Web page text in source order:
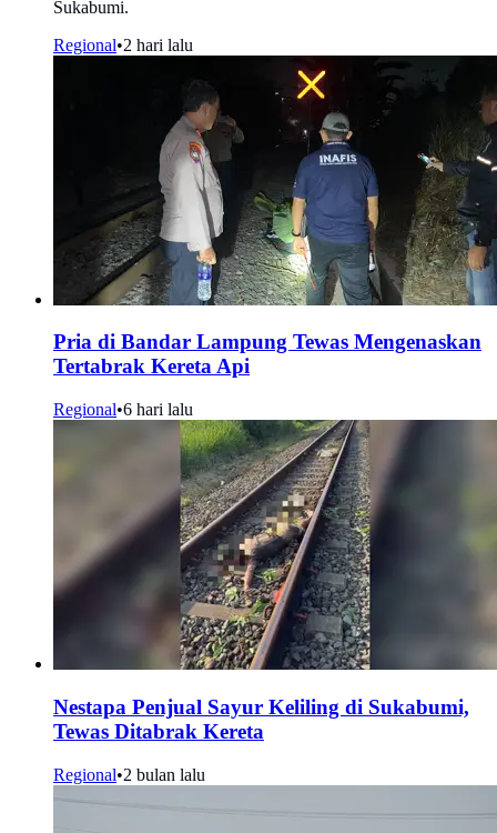
Sukabumi.
Regional•2 hari lalu
Pria di Bandar Lampung Tewas Mengenaskan
Tertabrak Kereta Api
Regional•6 hari lalu
Nestapa Penjual Sayur Keliling di Sukabumi,
Tewas Ditabrak Kereta
Regional•2 bulan lalu